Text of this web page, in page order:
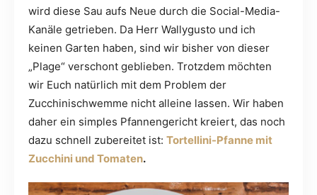
wird diese Sau aufs Neue durch die Social-Media-
Kanäle getrieben. Da Herr Wallygusto und ich
keinen Garten haben, sind wir bisher von dieser
„Plage“ verschont geblieben. Trotzdem möchten
wir Euch natürlich mit dem Problem der
Zucchinischwemme nicht alleine lassen. Wir haben
daher ein simples Pfannengericht kreiert, das noch
dazu schnell zubereitet ist: Tortellini-Pfanne mit
Zucchini und Tomaten.